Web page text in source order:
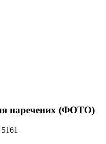
наречених (ФОТО)